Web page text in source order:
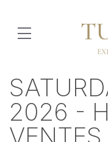
2026 -